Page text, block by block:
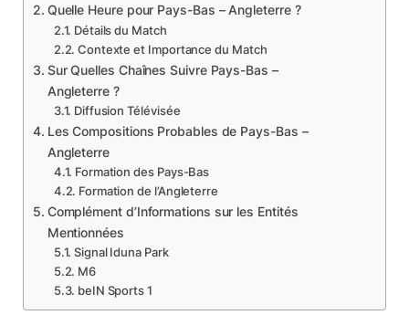
Quelle Heure pour Pays-Bas – Angleterre ?
Détails du Match
Contexte et Importance du Match
Sur Quelles Chaînes Suivre Pays-Bas –
Angleterre ?
Diffusion Télévisée
Les Compositions Probables de Pays-Bas –
Angleterre
Formation des Pays-Bas
Formation de l’Angleterre
Complément d’Informations sur les Entités
Mentionnées
Signal Iduna Park
M6
beIN Sports 1